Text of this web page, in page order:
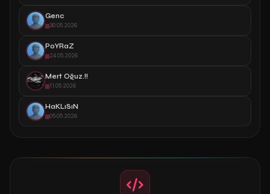
Genc
30.05.2026
PoYRaZ
24.05.2026
Mert Oğuz.!!
11.05.2026
HaKLıSıN
05.05.2026